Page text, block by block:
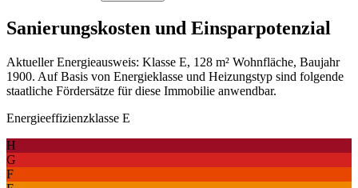
Sanierungskosten und Einsparpotenzial
Aktueller Energieausweis: Klasse E, 128 m² Wohnfläche, Baujahr
1900. Auf Basis von Energieklasse und Heizungstyp sind folgende
staatliche Fördersätze für diese Immobilie anwendbar.
Energieeffizienzklasse E
H
G
F